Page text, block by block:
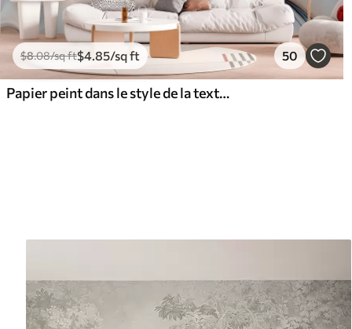
$8.08/sq ft$4 .85/sq ft 50
Papier peint dans le style de la texture liquide